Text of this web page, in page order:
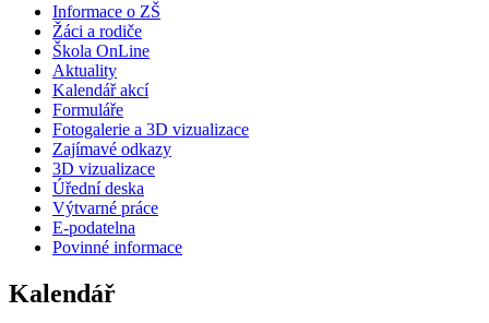
Informace o ZŠ
Žáci a rodiče
Škola OnLine
Aktuality
Kalendář akcí
Formuláře
Fotogalerie a 3D vizualizace
Zajímavé odkazy
3D vizualizace
Úřední deska
Výtvarné práce
E-podatelna
Povinné informace
Kalendář